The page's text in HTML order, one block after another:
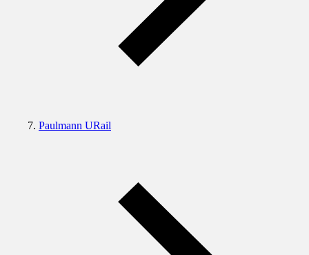
Paulmann URail